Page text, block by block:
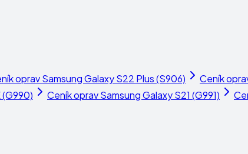
opravSamsung Galaxy S22 Plus (S906) Ceník
(G990) Ceník opravSamsung Galaxy S21 (G991)